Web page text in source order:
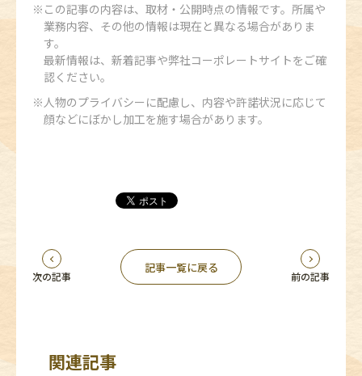
この記事の内容は、取材・公開時点の情報です。所属や
業務内容、その他の情報は現在と異なる場合がありま
す。
最新情報は、新着記事や弊社コーポレートサイトをご確
認ください。
人物のプライバシーに配慮し、内容や許諾状況に応じて
顔などにぼかし加工を施す場合があります。
次の記事
記事一覧に戻る
前の記事
関連記事